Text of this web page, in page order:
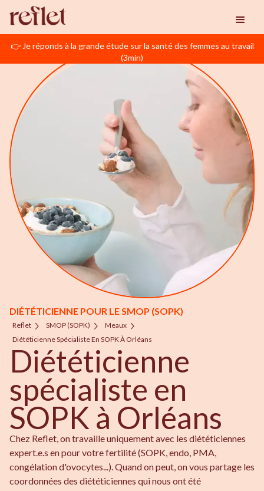
👉 Je réponds à la grande étude sur la santé des femmes au travail
(3min)
DIÉTÉTICIENNE POUR LE SMOP (SOPK)
Reflet SMOP (SOPK)
Meaux
Diététicienne Spécialiste En SOPK À Orléans
Diététicienne
spécialiste en
SOPK à Orléans
Chez Reflet, on travaille uniquement avec les diététiciennes
expert.e.s en pour votre fertilité (SOPK, endo, PMA,
congélation d'ovocytes...). Quand on peut, on vous partage les
coordonnées des diététiciennes qui nous ont été